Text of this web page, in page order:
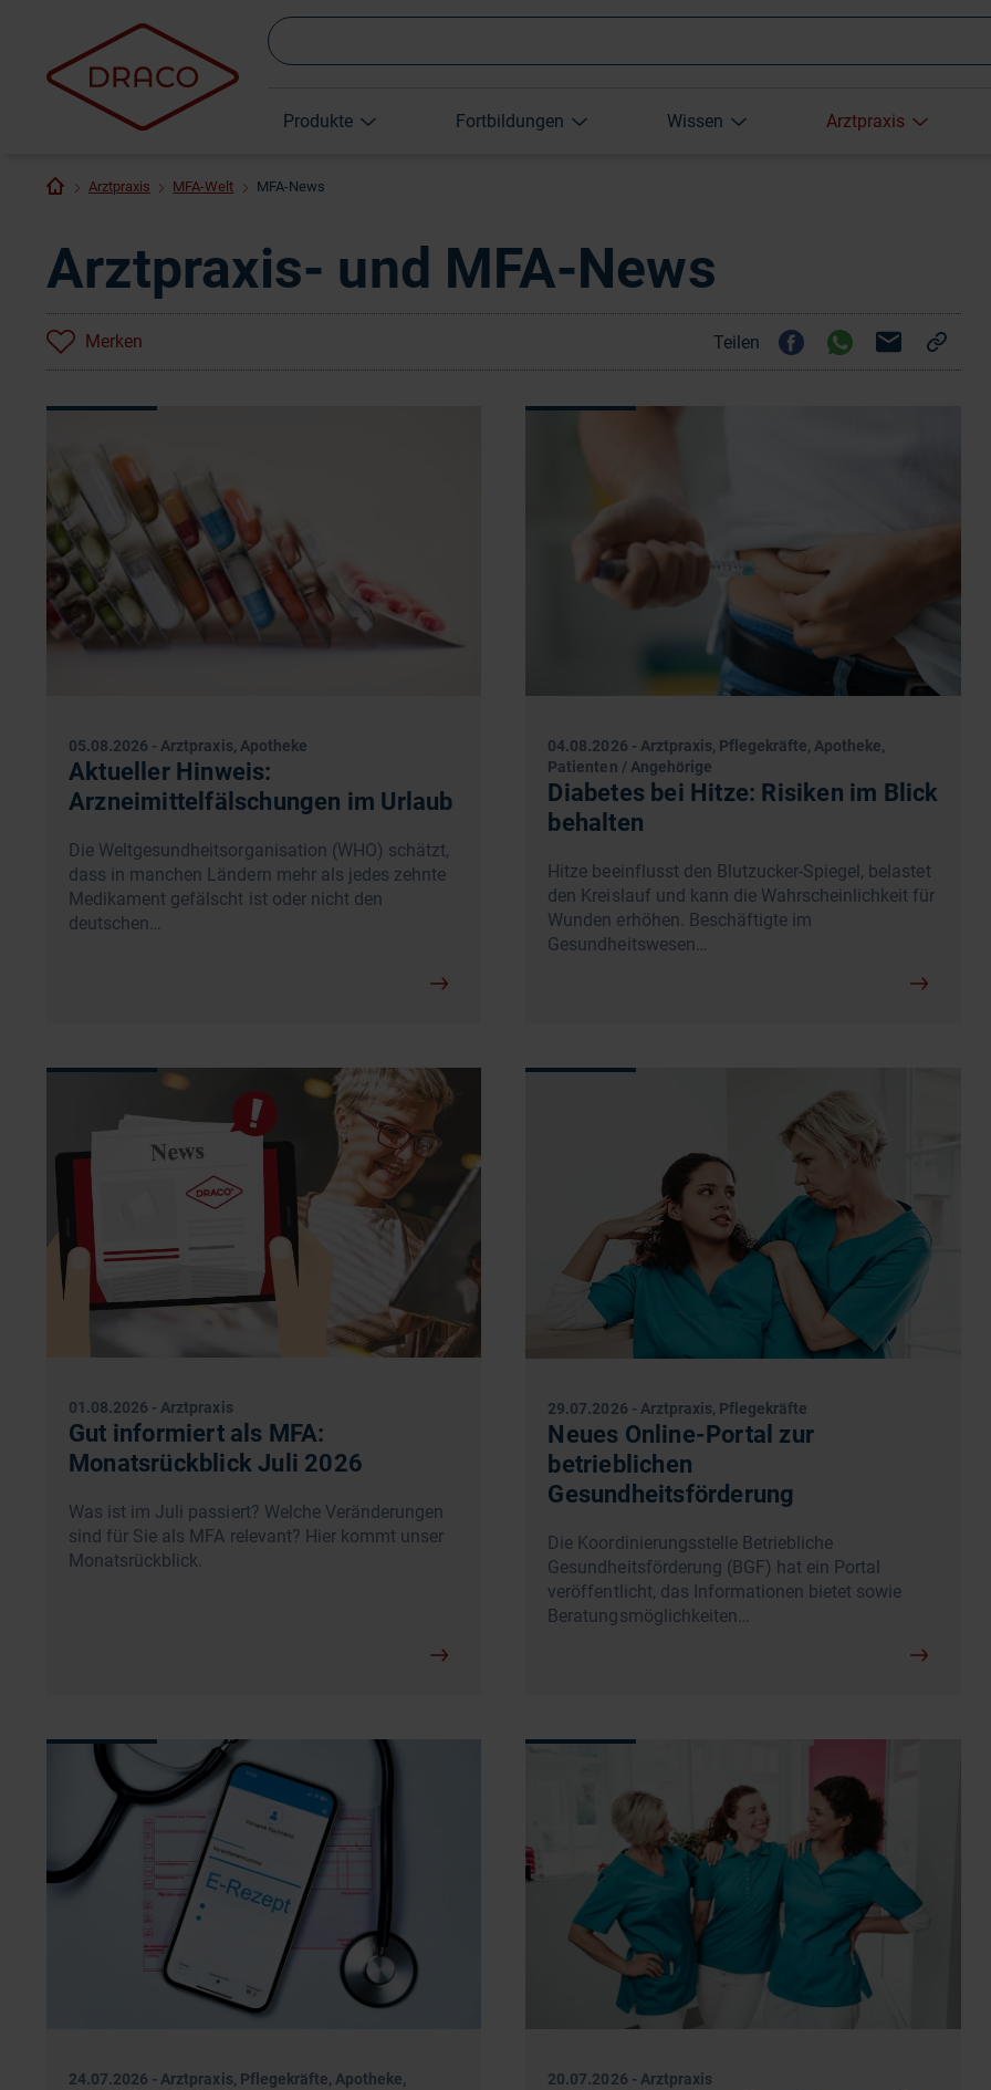
Produkte Fortbildungen Wissen Arztpraxis
Arztpraxis MFA-Welt MFA-News
Arztpraxis- und MFA-News
Merken Teilen
05.08.2026 -Arztpraxis, Apotheke
Aktueller Hinweis:
Arzneimittelfälschungen im Urlaub
Die Weltgesundheitsorganisation (WHO) schätzt,
dass in manchen Ländern mehr als jedes zehnte
Medikament gefälscht ist oder nicht den
deutschen…
04.08.2026 - Arztpraxis, Pflegekräfte, Apotheke,
Patienten / Angehörige
Diabetes bei Hitze: Risiken im Blick
behalten
Hitze beeinflusst den Blutzucker-Spiegel, belastet
den Kreislauf und kann die Wahrscheinlichkeit für
Wunden erhöhen. Beschäftigte im
Gesundheitswesen…
01.08.2026 -Arztpraxis
Gut informiert als MFA:
Monatsrückblick Juli 2026
Was ist im Juli passiert? Welche Veränderungen
sind für Sie als MFA relevant? Hier kommt unser
Monatsrückblick.
29.07.2026 - Arztpraxis, Pflegekräfte
Neues Online-Portal zur
betrieblichen
Gesundheitsförderung
Die Koordinierungsstelle Betriebliche
Gesundheitsförderung (BGF) hat ein Portal
veröffentlicht, das Informationen bietet sowie
Beratungsmöglichkeiten…
24.07.2026 - Arztpraxis, Pflegekräfte, Apotheke,
20.07.2026 - Arztpraxis
Wonach